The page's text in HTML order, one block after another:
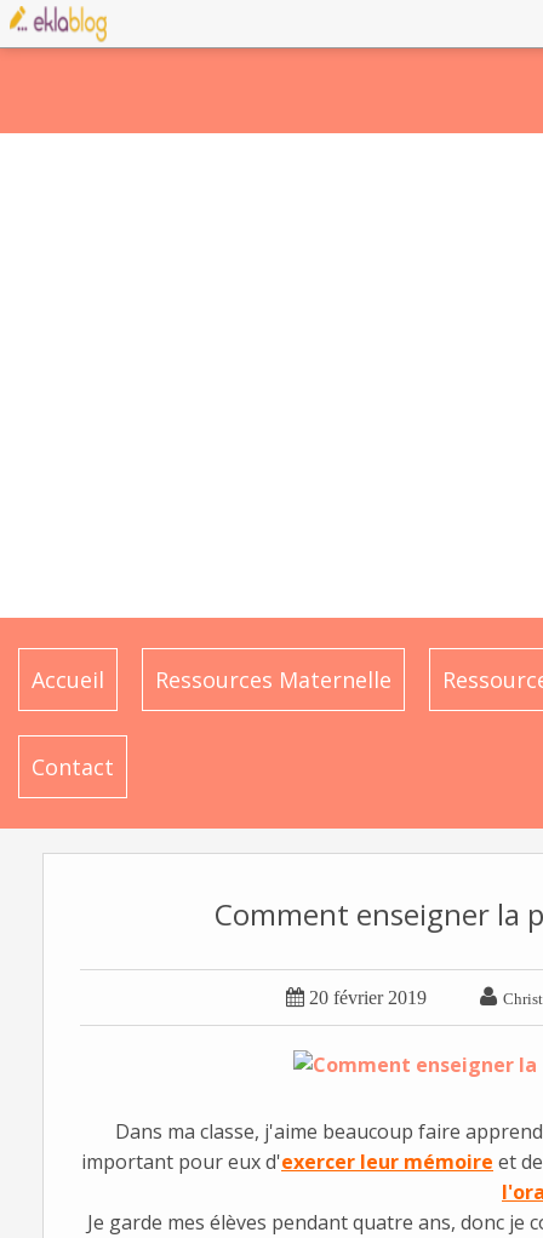
Accueil Ressources Maternelle
Contact
Comment enseigner la
 20 février 2019 
Dans ma classe, j'aime beaucoup faire
important pour eux d'exercer leur mémoire et
Je garde mes élèves pendant quatre ans, donc